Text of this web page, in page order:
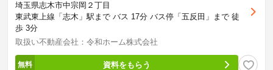
埼玉県志木市中宗岡２丁目
東武東上線「志木」駅まで バス 17分 バス停「五反田」まで 徒
歩 3分
取扱い不動産会社：令和ホーム株式会社
資料をもらう